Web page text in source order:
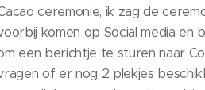
ceremonie, ik zag de
komen op Social media en
een berichtje te sturen naar
of er nog 2 plekjes